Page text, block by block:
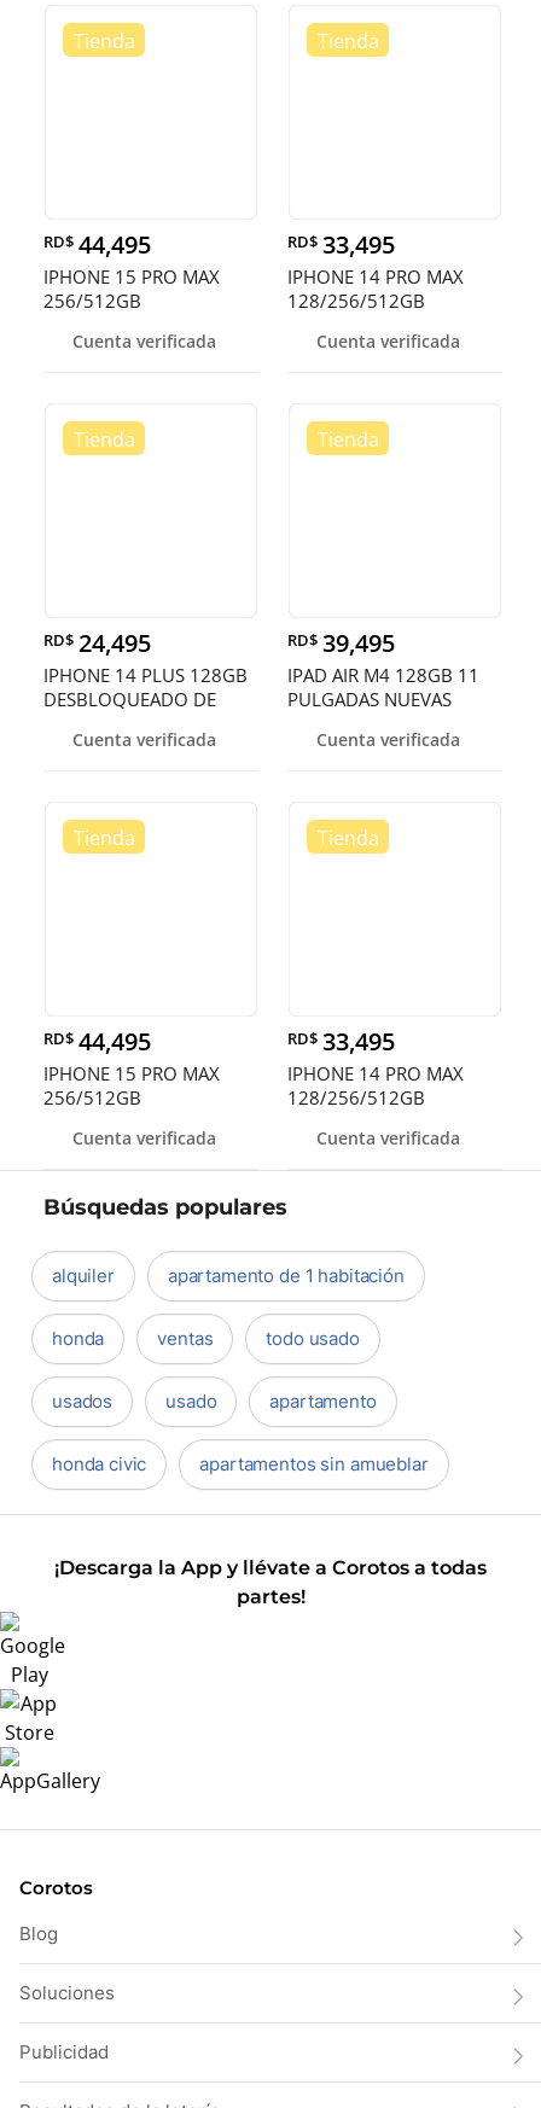
RD$ 44,495
IPHONE 15 PRO MAX
256/512GB
OFERTA
Cuenta verificada
RD$ 33,495
IPHONE 14 PRO MAX
128/256/512GB
Cuenta verificada
RD$ 24,495
IPHONE 14 PLUS 128GB
DESBLOQUEADO DE
Cuenta verificada
RD$ 39,495
IPAD AIR M4 128GB 11
PULGADAS NUEVAS
Cuenta verificada
RD$ 44,495
IPHONE 15 PRO MAX
256/512GB
OFERTA
Cuenta verificada
RD$ 33,495
IPHONE 14 PRO MAX
128/256/512GB
Cuenta verificada
Búsquedas populares
alquiler apartamento de 1 habitación
honda ventas todo usado
usados usado apartamento
honda civic apartamentos sin amueblar
¡Descarga la App y llévate a Corotos a todas
partes!
Corotos
Blog
Soluciones
Publicidad